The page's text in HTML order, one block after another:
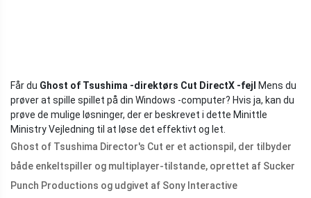
Får du Ghost of Tsushima -direktørs Cut DirectX -fejl
Mens du
prøver at spille spillet på din Windows -computer? Hvis ja, kan du
prøve de mulige løsninger, der er beskrevet i dette Minittle
Ministry Vejledning til at løse det effektivt og let.
Ghost of Tsushima Director's Cut er et actionspil, der tilbyder
både enkeltspiller og multiplayer-tilstande, oprettet af Sucker
Punch Productions og udgivet af Sony Interactive